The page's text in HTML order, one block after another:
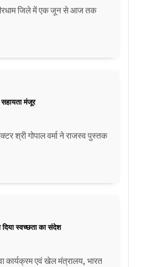
जिले में एक जून से आज तक
सहायता मंजूर
श्री गोपाल वर्मा ने राजस्व पुस्तक
स्वच्छता का संदेश
कार्यक्रम एवं खेल मंत्रालय, भारत